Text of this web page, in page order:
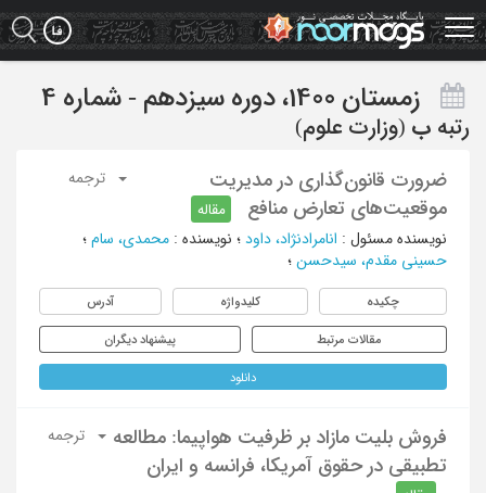
Skip
to
main
زمستان 1400، دوره سیزدهم - شماره 4
رتبه ب (وزارت علوم)
ضرورت قانون‌گذاری در مدیریت
موقعیت‌های تعارض منافع
مقاله
ترجمه
نویسنده مسئول : انامرادنژاد، داود ؛ نویسنده : محمدی، سام ؛
حسینی مقدم، سیدحسن ؛
چکیده کلیدواژه آدرس
مقالات مرتبط پیشنهاد دیگران
دانلود
فروش بلیت مازاد بر ظرفیت هواپیما: مطالعه
تطبیقی در حقوق آمریکا، فرانسه و ایران
ترجمه